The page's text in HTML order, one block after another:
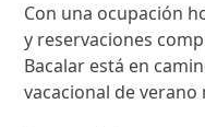
Con una ocupación
y reservaciones
Bacalar está en
vacacional de verano